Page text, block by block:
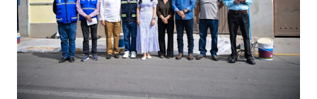
chica y aún no has tenido relaciones sexuales, tal vez
pienses que el sexo será increíble y no puedas esperar para
experimentarlo, pero como cualquier persona con
experiencia te dirá, siempre es mejor cuando ambas partes
son suficientemen...